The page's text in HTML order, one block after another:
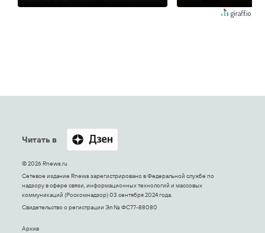
Читать в
© 2026 Rnews.ru
Сетевое издание Rnews зарегистрировано в Федеральной службе по
надзору в сфере связи, информационных технологий и массовых
коммуникаций (Роскомнадзор) 03 сентября 2024 года.
Свидетельство о регистрации Эл № ФС77-88080
Архив